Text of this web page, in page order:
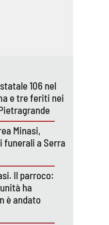
106 nel
e tre feriti nei
Minasi,
funerali a Serra
Il parroco:
ha
è andato